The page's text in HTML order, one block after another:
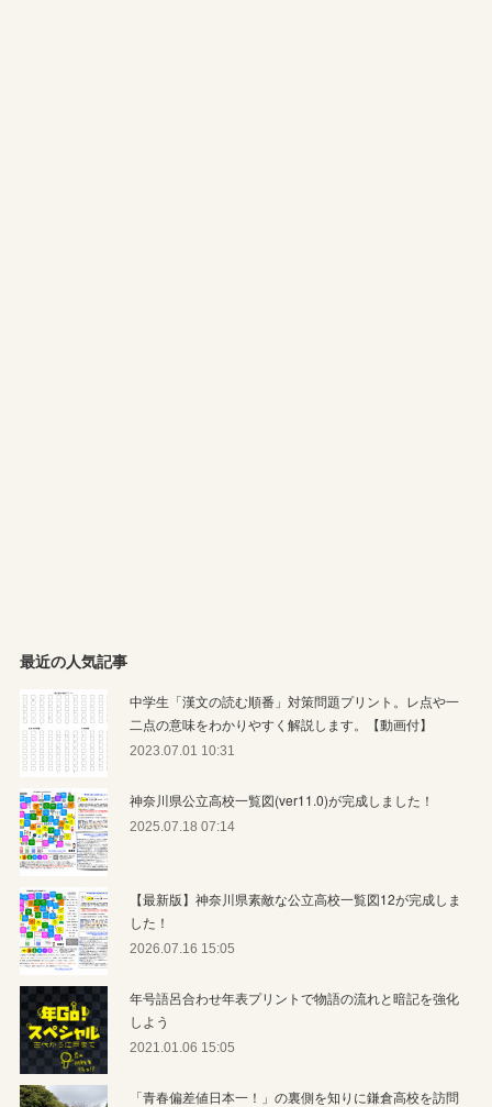
最近の人気記事
中学生「漢文の読む順番」対策問題プリント。レ点や一
二点の意味をわかりやすく解説します。【動画付】
2023.07.01 10:31
神奈川県公立高校一覧図(ver11.0)が完成しました！
2025.07.18 07:14
【最新版】神奈川県素敵な公立高校一覧図12が完成しま
した！
2026.07.16 15:05
年号語呂合わせ年表プリントで物語の流れと暗記を強化
しよう
2021.01.06 15:05
「青春偏差値日本一！」の裏側を知りに鎌倉高校を訪問